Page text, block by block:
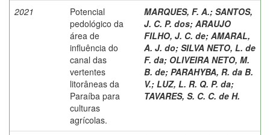
2021
Potencial
pedológico da
área de
influência do
canal das
vertentes
litorâneas da
Paraíba para
culturas
agrícolas.
MARQUES, F. A.; SANTOS,
J. C. P. dos; ARAUJO
FILHO, J. C. de; AMARAL,
A. J. do; SILVA NETO, L. de
F. da; OLIVEIRA NETO, M.
B. de; PARAHYBA, R. da B.
V.; LUZ, L. R. Q. P. da;
TAVARES, S. C. C. de H.